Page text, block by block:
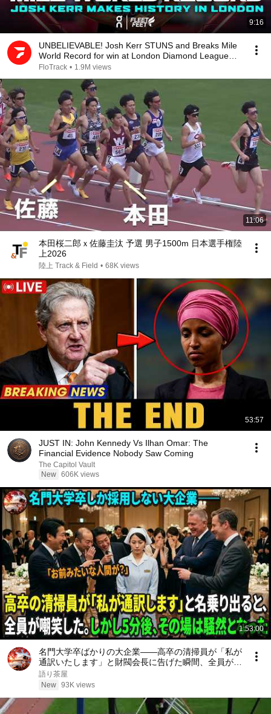
9:16
UNBELIEVABLE! Josh Kerr STUNS and Breaks Mile
World Record for win at London Diamond League
2026
FloTrack • 1.9M views
11:06
本田桜二郎ｘ佐藤圭汰 予選 男子1500m 日本選手権陸
上2026
陸上 Track & Field • 68K views
53:57
JUST IN: John Kennedy Vs Ilhan Omar: The
Financial Evidence Nobody Saw Coming
The Capitol Vault
New 606K views
1:53:00
名門大学卒ばかりの大企業――高卒の清掃員が「私が
通訳いたします」と財閥会長に告げた瞬間、全員が嘲
笑した。しかし5分後、その場は静まり返った。#動
エピソード#老後の物語 #家族の物語
語り茶屋
New 93K views